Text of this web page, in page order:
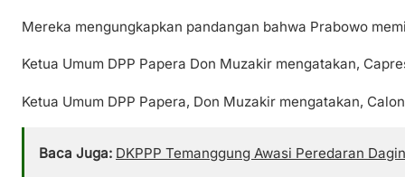
Mereka mengungkapkan pandangan bahwa Prabowo
Ketua Umum DPP Papera Don Muzakir mengatakan,
Ketua Umum DPP Papera, Don Muzakir mengatakan,
Baca Juga: DKPPP Temanggung Awasi Peredaran